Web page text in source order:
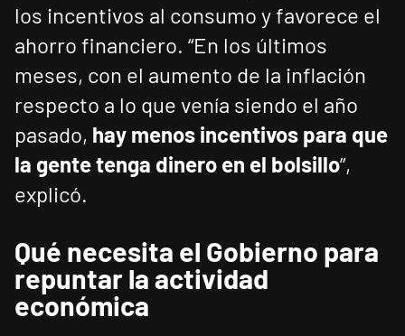
los incentivos al consumo y favorece el
ahorro financiero. “En los últimos
meses, con el aumento de la inflación
respecto a lo que venía siendo el año
pasado, hay menos incentivos para que
la gente tenga dinero en el bolsillo”,
explicó.
Qué necesita el Gobierno para
repuntar la actividad
económica